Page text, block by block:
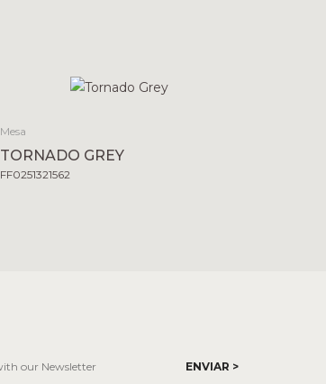
Mesa
TORNADO GREY
FF0251321562